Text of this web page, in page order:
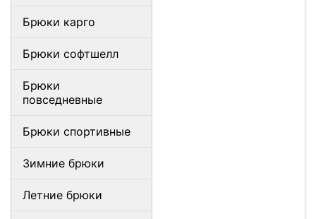
Брюки карго
Брюки софтшелл
Брюки
повседневные
Брюки спортивные
Зимние брюки
Летние брюки